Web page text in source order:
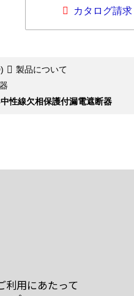
カタログ請求
製品について
性線欠相保護付漏電遮断器
利用にあたって